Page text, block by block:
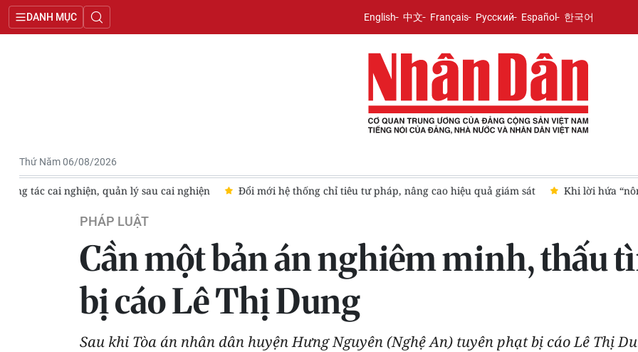
DANH MỤC English 中文 Français Русский Español 한국어
Thứ Năm 06/08/2026
Đổi mới hệ thống chỉ tiêu tư pháp, nâng cao hiệu quả giám sát Khi lời hứa “nông nghiệp sạch” hóa thành gánh nặng
PHÁP LUẬT
Cần một bản án nghiêm minh, thấu
bị cáo Lê Thị Dung
Sau khi Tòa án nhân dân huyện Hưng Nguyên (Nghệ An) tuyên phạt bị cáo Lê Thị